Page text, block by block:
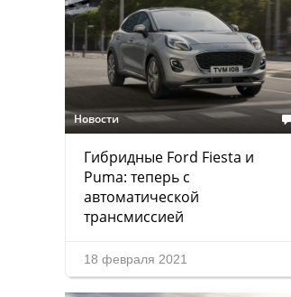
Новости
Гибридные Ford Fiesta и
Puma: теперь с
автоматической
трансмиссией
18 февраля 2021